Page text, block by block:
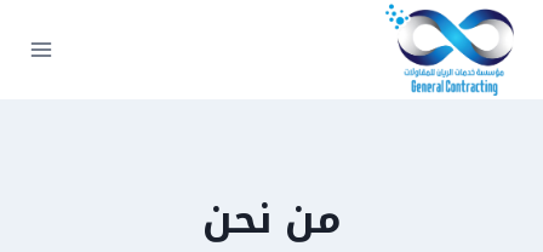
التجاوز
إلى
المحتوى
من نحن